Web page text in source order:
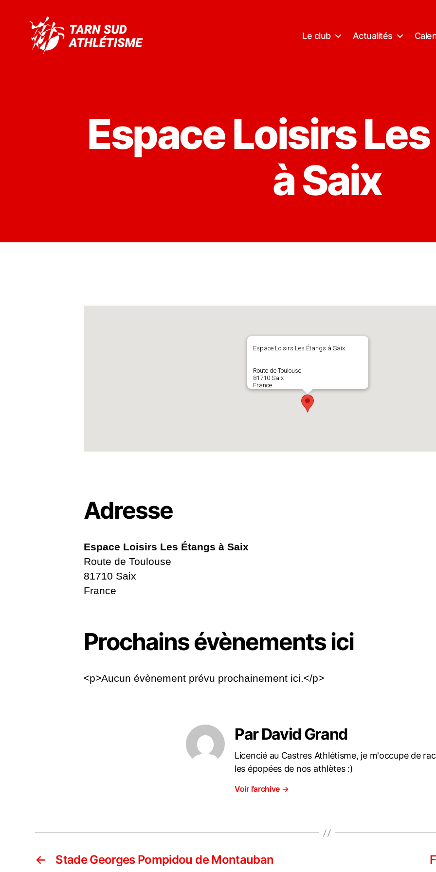
Le club Actualités
Espace Loisirs
à Saix
Espace Loisirs Les Étangs à Saix
Route de Toulouse
81710 Saix
France
Adresse
Espace Loisirs Les Étangs à Saix
Route de Toulouse
81710 Saix
France
Prochains évènements ici
<p>Aucun évènement prévu prochainement ici.</p>
Par David Grand
Licencié au Castres Athlétisme, je m'occupe de
les épopées de nos athlètes :)
Voir l’archive →
← Stade Georges Pompidou de Montauban